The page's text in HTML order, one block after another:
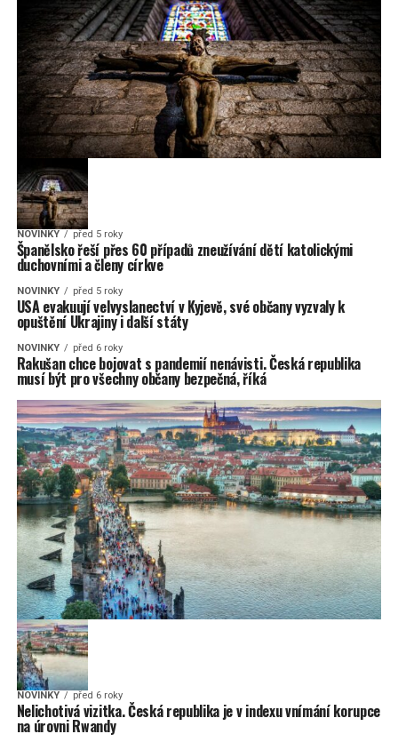
NOVINKY před 5 roky
Španělsko řeší přes 60 případů zneužívání dětí katolickými
duchovními a členy církve
NOVINKY před 5 roky
USA evakuují velvyslanectví v Kyjevě, své občany vyzvaly k
opuštění Ukrajiny i další státy
NOVINKY před 6 roky
Rakušan chce bojovat s pandemií nenávisti. Česká republika
musí být pro všechny občany bezpečná, říká
NOVINKY před 6 roky
Nelichotivá vizitka. Česká republika je v indexu vnímání korupce
na úrovni Rwandy